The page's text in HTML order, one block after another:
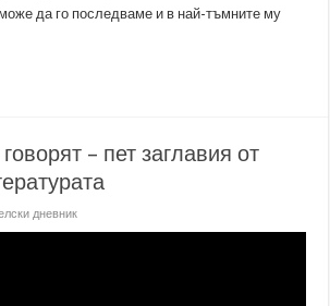
да го последваме и в най-тъмните му
– пет заглавия от
дневник